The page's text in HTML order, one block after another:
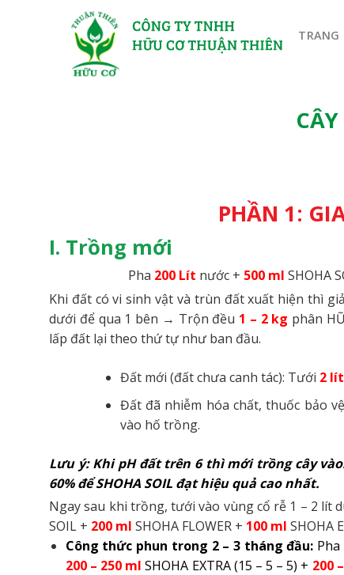
TRANG
PHẦN 1:
I. Trồng mới
Pha 200 Lít nước + 500 ml SHOHA
Khi đất có vi sinh vật và trùn đất xuất hiện thì
dưới để qua 1 bên → Trộn đều 1 – 2 kg phân
lấp đất lại theo thứ tự như ban đầu.
Đất mới (đất chưa canh tác): Tưới 2 lít
Đất đã nhiễm hóa chất, thuốc bảo
vào hố trồng.
Lưu ý: Khi pH đất trên 6 thì mới trồng cây
60% để SHOHA SOIL đạt hiệu quả cao nhất.
Ngay sau khi trồng, tưới vào vùng cổ rễ 1 – 2 lít
SOIL + 200 ml SHOHA FLOWER + 100 ml SHOHA
Công thức phun trong 2 – 3 tháng đầu: Pha
200 – 250 ml SHOHA EXTRA (15 – 5 – 5) + 200